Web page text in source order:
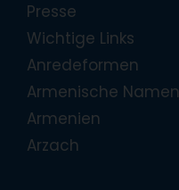
Presse
Wichtige Links
Anredeformen
Armenische Namen
Armenien
Arzach